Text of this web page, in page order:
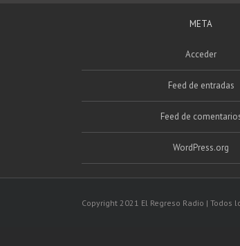
META
Acceder
Feed de entradas
Feed de
WordPress.org
Copyright 2021 El Regreso Radio |